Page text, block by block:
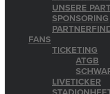
UNSERE
SPONSORING
FANS
TICKETING
ATGB
LIVETICKER